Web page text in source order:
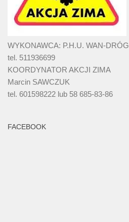
WYKONAWCA: P.H.U. WAN-DRÓG
tel. 511936699
KOORDYNATOR AKCJI ZIMA
Marcin SAWCZUK
tel. 601598222 lub 58 685-83-86
FACEBOOK